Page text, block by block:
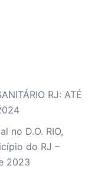
RJ: ATÉ
no D.O. RIO,
do RJ –
2023